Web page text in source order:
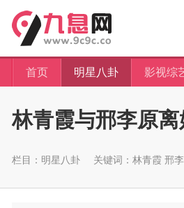
首页 明星八卦 影视综
林青霞与邢李原
栏目： 明星八卦 关键词： 林青霞 邢